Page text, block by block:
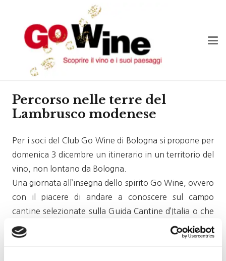
Percorso nelle terre del
Lambrusco modenese
Per i soci del Club Go Wine di Bologna si propone per
domenica 3 dicembre un itinerario in un territorio del
vino, non lontano da Bologna.
Una giornata all’insegna dello spirito Go Wine, ovvero
con il piacere di andare a conoscere sul campo
cantine selezionate sulla Guida Cantine d’Italia o che
collaborano con l’associazione.
La proposta prevede una giornata diversa, rispetto